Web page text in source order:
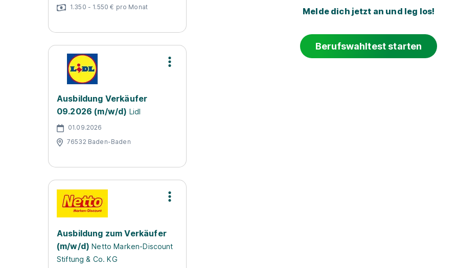
1.350 - 1.550 € pro Monat
Ausbildung Verkäufer
09.2026 (m/w/d) Lidl
01.09.2026
76532 Baden-Baden
Ausbildung zum Verkäufer
(m/w/d) Netto Marken-Discount
Stiftung & Co. KG
Melde dich jetzt an und leg los!
Berufswahltest starten